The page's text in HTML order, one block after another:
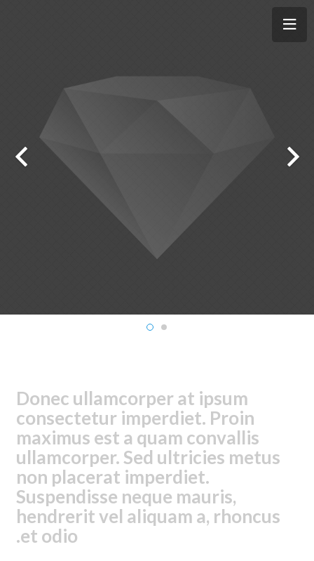
Donec ullamcorper at ipsum
consectetur imperdiet. Proin
maximus est a quam convallis
ullamcorper. Sed ultricies metus
non placerat imperdiet.
Suspendisse neque mauris,
hendrerit vel aliquam a, rhoncus
et odio.